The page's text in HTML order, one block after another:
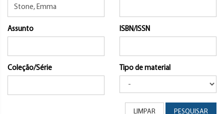
Assunto ISBN/ISSN
Coleção/Série Tipo de material
LIMPAR PESQUISAR